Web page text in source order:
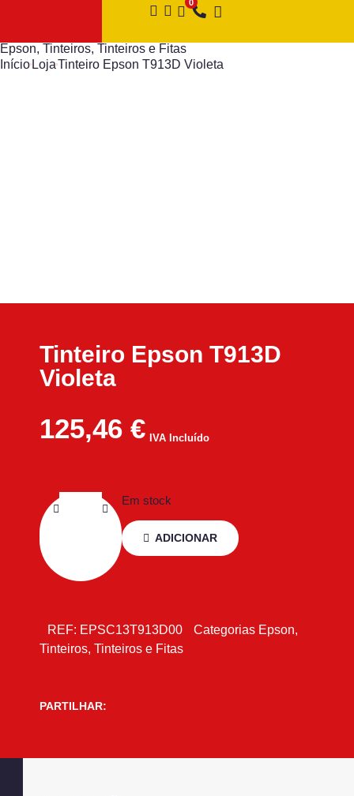
Epson, Tinteiros, Tinteiros e Fitas
Início LojaTinteiro Epson T913D Violeta
Tinteiro Epson T913D
Violeta
125,46 € IVA Incluído
Em stock
ADICIONAR
REF: EPSC13T913D00 Categorias Epson,
Tinteiros, Tinteiros e Fitas
PARTILHAR: